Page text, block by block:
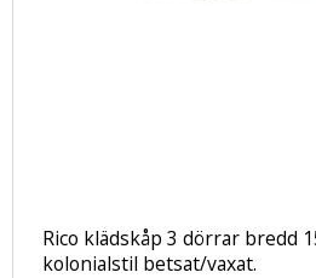
Rico klädskåp 3 dörrar bredd
kolonialstil betsat/vaxat.